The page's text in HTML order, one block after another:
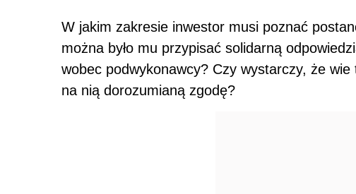
W jakim zakresie inwestor musi poznać
można było mu przypisać solidarną
wobec podwykonawcy? Czy wystarczy, że
na nią dorozumianą zgodę?